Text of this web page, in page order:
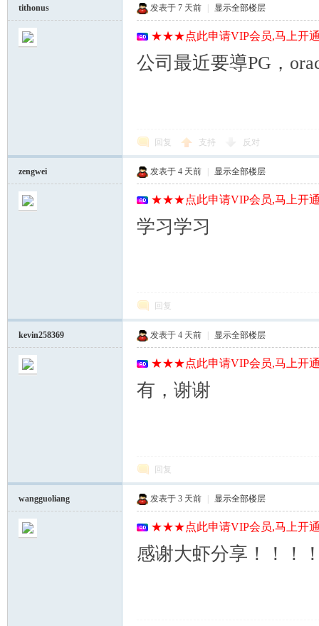
tithonus 发表于 7 天前 显示全部楼层
★★★点此申请VIP会员,马上开
公司最近要導PG，
回复 支持 反对
zengwei 发表于 4 天前 显示全部楼层
★★★点此申请VIP会员,马上开
学习学习
回复
kevin258369 发表于 4 天前 显示全部楼层
★★★点此申请VIP会员,马上开
有，谢谢
回复
wangguoliang 发表于 3 天前 显示全部楼层
★★★点此申请VIP会员,马上开
感谢大虾分享！！！